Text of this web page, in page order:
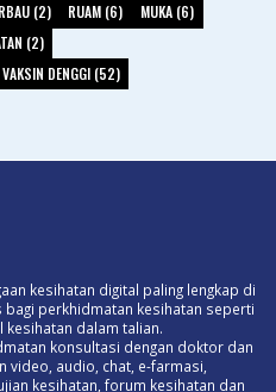
(2) RUAM (6)
MUKA (6)
(2)
VAKSIN DENGGI (52)
kesihatan digital paling lengkap di
perkhidmatan kesihatan seperti
dalam talian.
konsultasi dengan doktor dan
video, audio, chat, e-farmasi,
kesihatan, forum kesihatan dan